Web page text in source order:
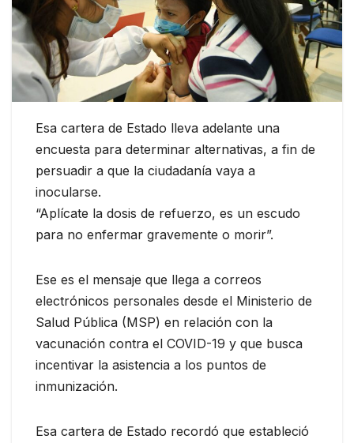
Esa cartera de Estado lleva adelante una
encuesta para determinar alternativas, a fin de
persuadir a que la ciudadanía vaya a
inocularse.
“Aplícate la dosis de refuerzo, es un escudo
para no enfermar gravemente o morir”.
Ese es el mensaje que llega a correos
electrónicos personales desde el Ministerio de
Salud Pública (MSP) en relación con la
vacunación contra el COVID-19 y que busca
incentivar la asistencia a los puntos de
inmunización.
Esa cartera de Estado recordó que estableció